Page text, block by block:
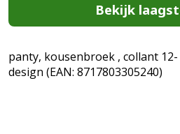
Bekijk
panty, kousenbroek , collant
design (EAN: 8717803305240)